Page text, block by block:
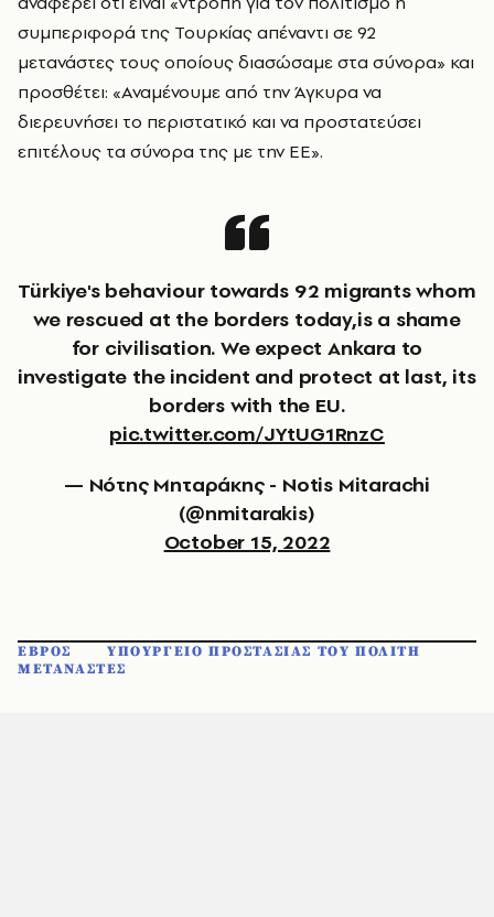
συμπεριφορά της Τουρκίας απέναντι σε 92
μετανάστες τους οποίους διασώσαμε στα σύνορα» και
προσθέτει: «Αναμένουμε από την Άγκυρα να
διερευνήσει το περιστατικό και να προστατεύσει
επιτέλους τα σύνορα της με την ΕΕ».
Türkiye's behaviour towards 92 migrants whom
we rescued at the borders today,is a shame
for civilisation. We expect Ankara to
investigate the incident and protect at last, its
borders with the EU.
pic.twitter.com/JYtUG1RnzC
— Νότης Μηταράκης - Notis Mitarachi
(@nmitarakis)
October 15, 2022
ΕΒΡΟΣ
ΥΠΟΥΡΓΕΙΟ ΠΡΟΣΤΑΣΙΑΣ ΤΟΥ ΠΟΛΙΤΗ
ΜΕΤΑΝΑΣΤΕΣ